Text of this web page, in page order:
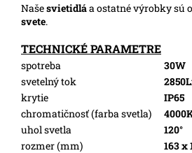
Našesvietidláa ostatné výrobky sú
svete.
TECHNICKÉ PARAMETRE
spotreba
30W
svetelný tok
krytie
IP65
chromatičnosť (farba svetla)
uhol svetla
120°
rozmer (mm)
163 x